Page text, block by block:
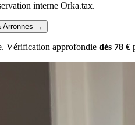
interne Orka.tax.
→
Vérification approfondie dès 78 €